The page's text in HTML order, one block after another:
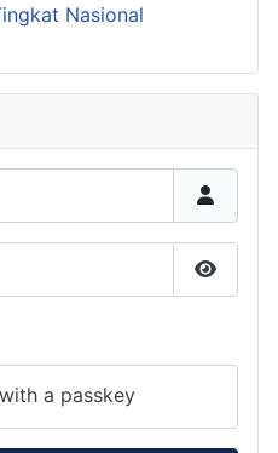
Nasional
Show
a passkey